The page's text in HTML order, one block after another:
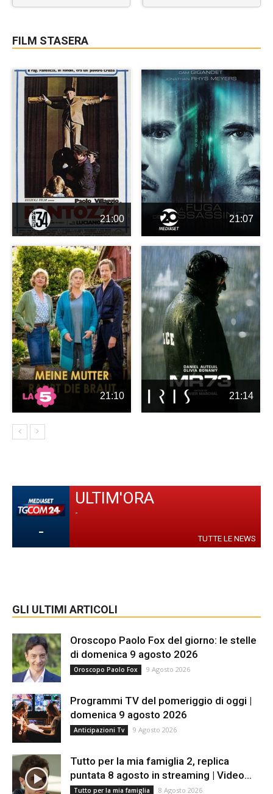
FILM STASERA
21:00 21:07
21:10 21:14
-
ULTIM'ORA
-
TUTTE LE NEWS
GLI ULTIMI ARTICOLI
Oroscopo Paolo Fox del giorno: le stelle
di domenica 9 agosto 2026
Oroscopo Paolo Fox 9 Agosto 2026
Programmi TV del pomeriggio di oggi |
domenica 9 agosto 2026
Anticipazioni Tv 9 Agosto 2026
Tutto per la mia famiglia 2, replica
puntata 8 agosto in streaming | Video...
Tutto per la mia famiglia 8 Agosto 2026